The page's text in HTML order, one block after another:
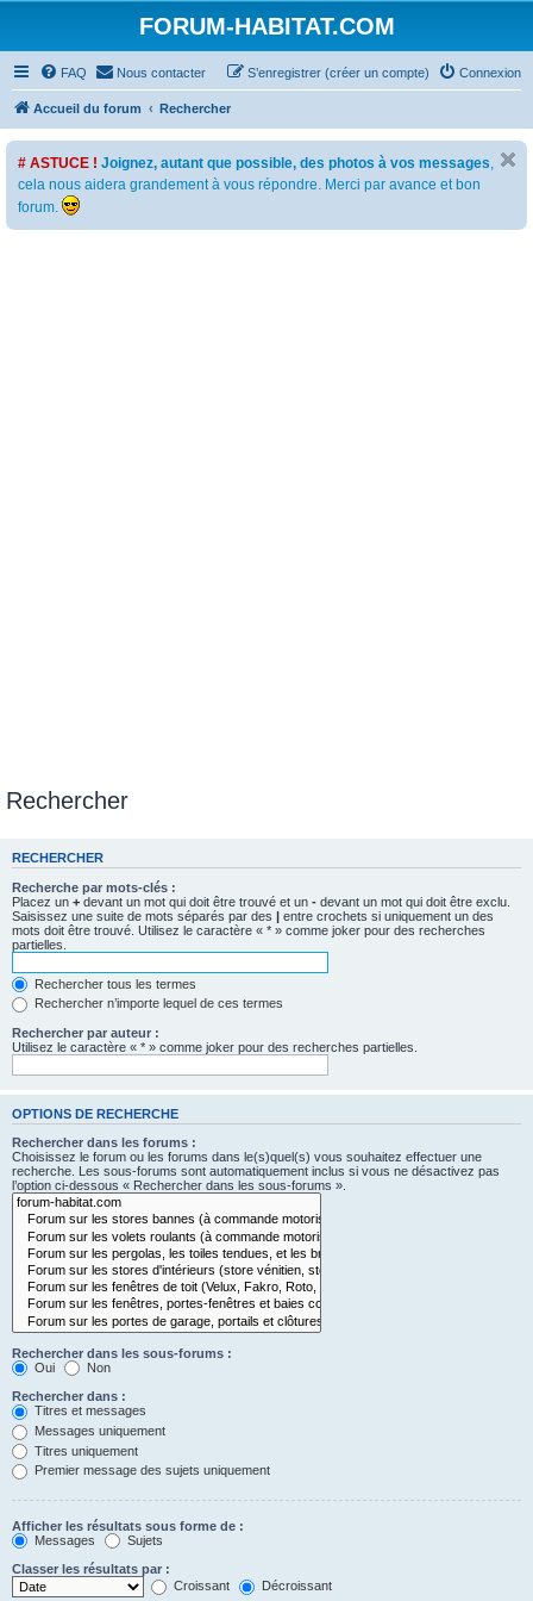
FORUM-HABITAT.COM
FAQ Nous contacter Connexion
S’enregistrer (créer un compte)
Accueil du forum Rechercher
# ASTUCE ! Joignez, autant que possible, des photos à vos messages,
cela nous aidera grandement à vous répondre. Merci par avance et bon
forum.
Rechercher
RECHERCHER
Recherche par mots-clés :
Placez un + devant un mot qui doit être trouvé et un - devant un mot qui doit être exclu.
Saisissez une suite de mots séparés par des | entre crochets si uniquement un des
mots doit être trouvé. Utilisez le caractère « * » comme joker pour des recherches
partielles.
Rechercher tous les termes
Rechercher n’importe lequel de ces termes
Rechercher par auteur :
Utilisez le caractère « * » comme joker pour des recherches partielles.
OPTIONS DE RECHERCHE
Rechercher dans les forums :
Choisissez le forum ou les forums dans le(s)quel(s) vous souhaitez effectuer une
recherche. Les sous-forums sont automatiquement inclus si vous ne désactivez pas
l’option ci-dessous « Rechercher dans les sous-forums ».
Rechercher dans les sous-forums :
Oui
Non
Rechercher dans :
Titres et messages
Messages uniquement
Titres uniquement
Premier message des sujets uniquement
Afficher les résultats sous forme de :
Messages
Sujets
Classer les résultats par :
Croissant
Décroissant